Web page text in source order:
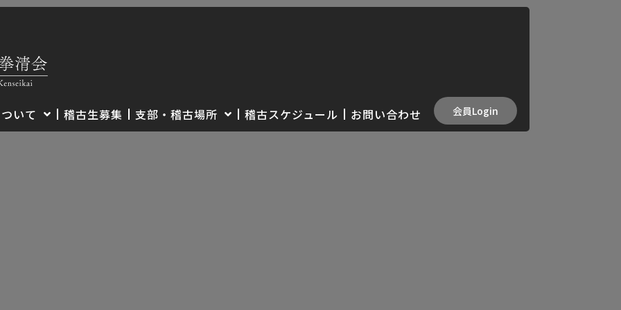
いて 稽古生募集 支部・稽古場所 稽古スケジュール お問い合わせ 会員Login